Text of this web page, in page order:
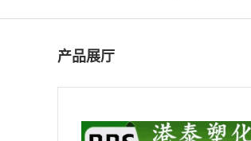
产品展厅